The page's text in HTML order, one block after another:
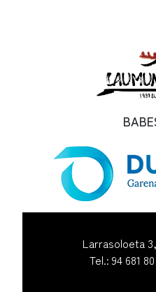
Larrasoloeta
Tel.: 94 681